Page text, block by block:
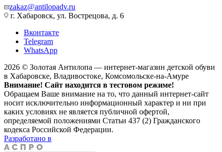
zakaz@antilopadv.ru
г. Хабаровск, ул. Вострецова, д. 6
Вконтакте
Telegram
WhatsApp
2026 © Золотая Антилопа — интернет-магазин детской обуви
в Хабаровске, Владивостоке, Комсомольске-на-Амуре
Внимание! Сайт находится в тестовом режиме!
Обращаем Ваше внимание на то, что данный интернет-сайт
носит исключительно информационный характер и ни при
каких условиях не является публичной офертой,
определяемой положениями Статьи 437 (2) Гражданского
кодекса Российской Федерации.
Разработано в